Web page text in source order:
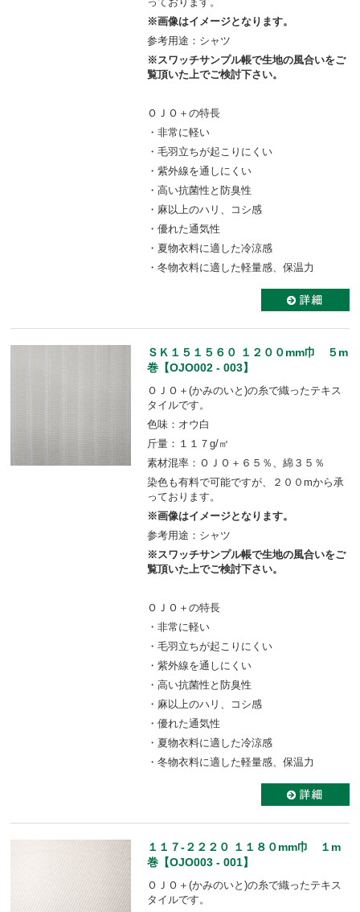
※画像はイメージとなります。
参考用途：シャツ
※スワッチサンプル帳で生地の風合いをご
覧頂いた上でご検討下さい。
ＯＪＯ＋の特長
・非常に軽い
・毛羽立ちが起こりにくい
・紫外線を通しにくい
・高い抗菌性と防臭性
・麻以上のハリ、コシ感
・優れた通気性
・夏物衣料に適した冷涼感
・冬物衣料に適した軽量感、保温力
ＳＫ１５１５６０ １２００mm巾 ５m
巻【OJO002 - 003】
ＯＪＯ＋(かみのいと)の糸で織ったテキス
タイルです。
色味：オウ白
斤量：１１７g/㎡
素材混率：ＯＪＯ＋６５％、綿３５％
染色も有料で可能ですが、２００mから承
っております。
※画像はイメージとなります。
参考用途：シャツ
※スワッチサンプル帳で生地の風合いをご
覧頂いた上でご検討下さい。
ＯＪＯ＋の特長
・非常に軽い
・毛羽立ちが起こりにくい
・紫外線を通しにくい
・高い抗菌性と防臭性
・麻以上のハリ、コシ感
・優れた通気性
・夏物衣料に適した冷涼感
・冬物衣料に適した軽量感、保温力
１１７-２２２０ １１８０mm巾 １m
巻【OJO003 - 001】
ＯＪＯ＋(かみのいと)の糸で織ったテキス
タイルです。